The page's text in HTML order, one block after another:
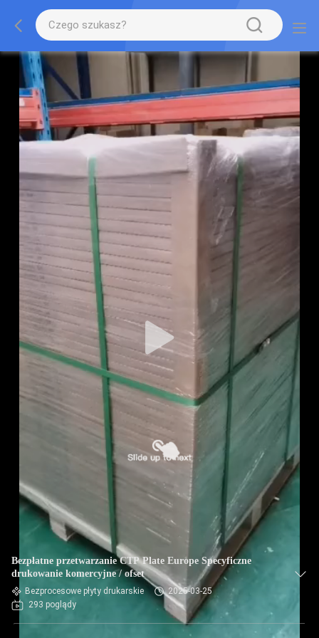
Bezpłatne przetwarzanie CTP Plate Europe Specyficzne
drukowanie komercyjne / ofset
Bezprocesowe płyty drukarskie
2025-03-25
293 poglądy